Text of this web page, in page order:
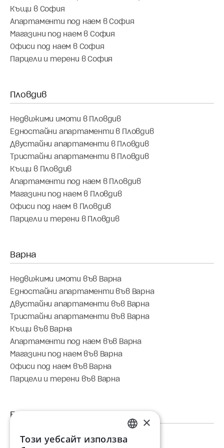
Къщи в София
Апартаменти под наем в София
Магазини под наем в София
Офиси под наем в София
Парцели и терени в София
Недвижими имоти в Пловдив
Едностайни апартаменти в Пловдив
Двустайни апартаменти в Пловдив
Тристайни апартаменти в Пловдив
Къщи в Пловдив
Апартаменти под наем в Пловдив
Магазини под наем в Пловдив
Офиси под наем в Пловдив
Парцели и терени в Пловдив
Недвижими имоти във Варна
Едностайни апартаменти във Варна
Двустайни апартаменти във Варна
Тристайни апартаменти във Варна
Къщи във Варна
Апартаменти под наем във Варна
Магазини под наем във Варна
Офиси под наем във Варна
Парцели и терени във Варна
Недвижими имоти в Бургас
BULGARIAN
×
Този уебсайт използва